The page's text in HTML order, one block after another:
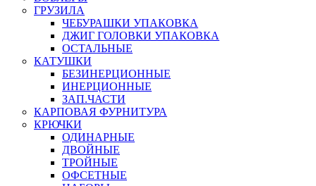
ГРУЗИЛА
ЧЕБУРАШКИ УПАКОВКА
ДЖИГ ГОЛОВКИ УПАКОВКА
ОСТАЛЬНЫЕ
КАТУШКИ
БЕЗИНЕРЦИОННЫЕ
ИНЕРЦИОННЫЕ
ЗАП.ЧАСТИ
КАРПОВАЯ ФУРНИТУРА
КРЮЧКИ
ОДИНАРНЫЕ
ДВОЙНЫЕ
ТРОЙНЫЕ
ОФСЕТНЫЕ